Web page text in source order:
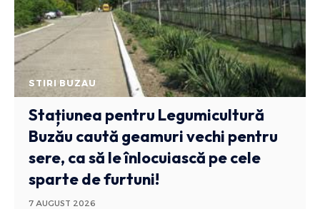
STIRI BUZAU
Stațiunea pentru Legumicultură
Buzău caută geamuri vechi pentru
sere, ca să le înlocuiască pe cele
sparte de furtuni!
7 AUGUST 2026